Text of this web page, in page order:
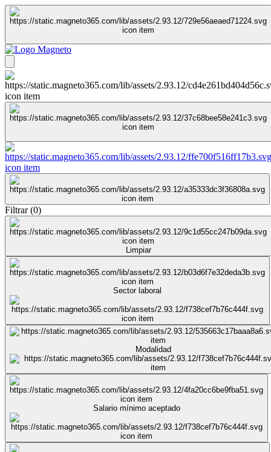
Filtrar(0)
Limpiar
Sector laboral
Modalidad
Salario mínimo aceptado